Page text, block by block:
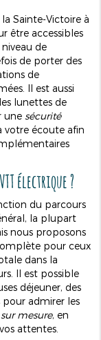
Sainte-Victoire à
être accessibles
de
de porter des
de
Il est aussi
lunettes de
une sécurité
votre écoute afin
électrique ?
du parcours
la plupart
nous proposons
pour ceux
dans la
Il est possible
déjeuner, des
admirer les
sur mesure, en
attentes.